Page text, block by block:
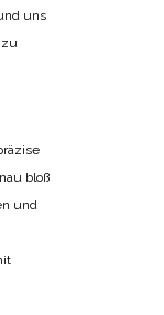
uns
zu
bloß
und